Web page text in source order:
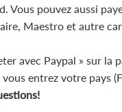
Vous pouvez aussi
Maestro et autre
avec Paypal » sur
entrez votre